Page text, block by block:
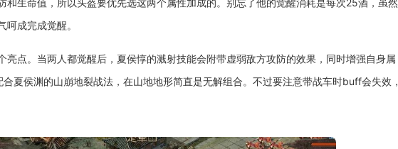
成完成觉醒。
亮点。当两人都觉醒后，夏侯惇的溅射技能会附带虚弱敌方攻防的效果，同时增强自身属
夏侯渊的山崩地裂战法，在山地地形简直是无解组合。不过要注意带战车时buff会失效，